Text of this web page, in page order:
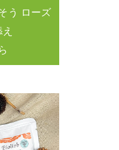
う ローズ